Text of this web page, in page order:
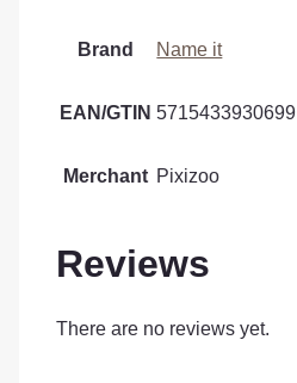
Brand Name it
EAN/GTIN 5715433930699
Merchant Pixizoo
Reviews
There are no reviews yet.